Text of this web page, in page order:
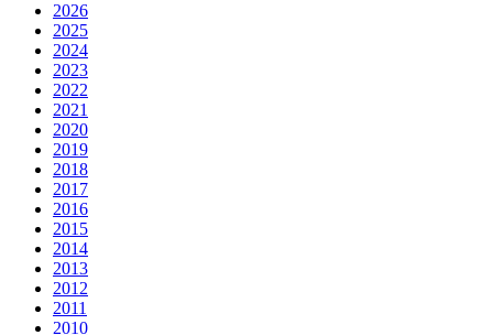
2026
2025
2024
2023
2022
2021
2020
2019
2018
2017
2016
2015
2014
2013
2012
2011
2010